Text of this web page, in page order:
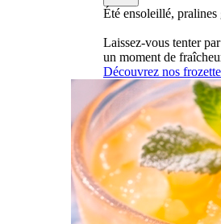
Été ensoleillé, pralines
Laissez-vous tenter
un moment de
Découvrez nos